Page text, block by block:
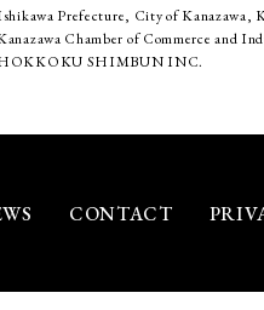
Prefecture, City of Kanazawa,
Chamber of Commerce and
SHIMBUN INC.
CONTACT